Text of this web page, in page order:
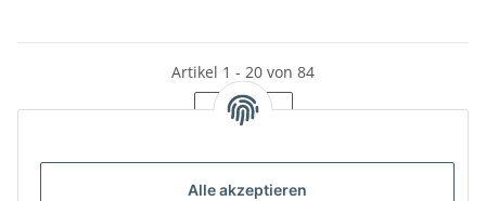
Alle akzeptieren
Artikel 1 - 20 von 84
Seite1